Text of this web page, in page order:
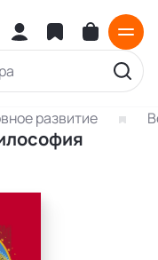
развитие